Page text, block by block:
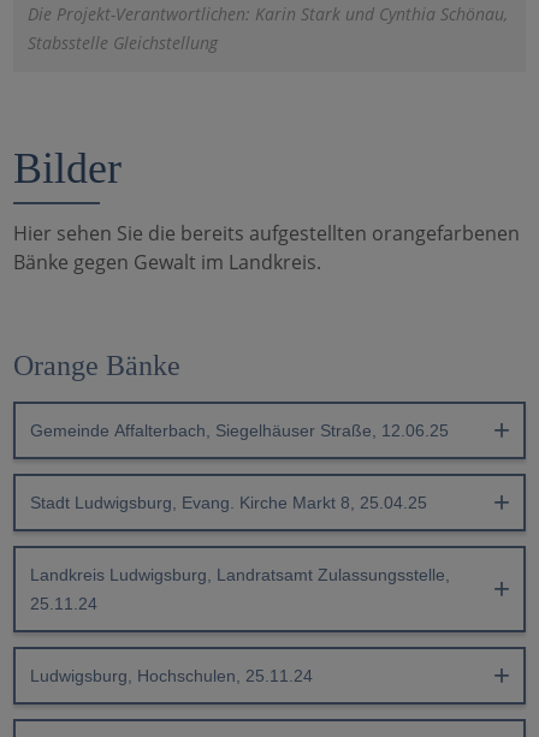
Die Projekt-Verantwortlichen: Karin Stark und Cynthia Schönau,
Stabsstelle Gleichstellung
Bilder
Hier sehen Sie die bereits aufgestellten orangefarbenen
Bänke gegen Gewalt im Landkreis.
Orange Bänke
Gemeinde Affalterbach, Siegelhäuser Straße, 12.06.25
Stadt Ludwigsburg, Evang. Kirche Markt 8, 25.04.25
Landkreis Ludwigsburg, Landratsamt Zulassungsstelle,
25.11.24
Ludwigsburg, Hochschulen, 25.11.24